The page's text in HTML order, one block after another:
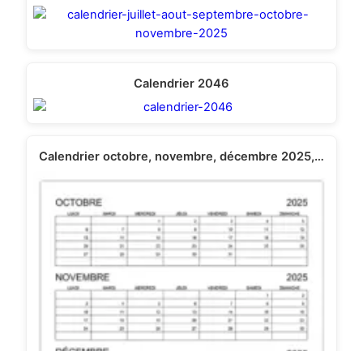
Calendrier 2046
Calendrier octobre, novembre, décembre 2025,…